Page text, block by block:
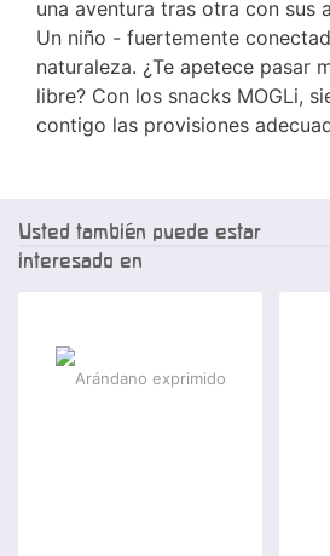
una aventura tras otra con sus
Un niño - fuertemente
naturaleza. ¿Te apetece pasar
libre? Con los snacks MOGLi,
contigo las provisiones
Usted también puede estar
interesado en